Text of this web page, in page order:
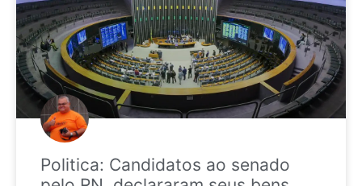
Politica: Candidatos ao senado